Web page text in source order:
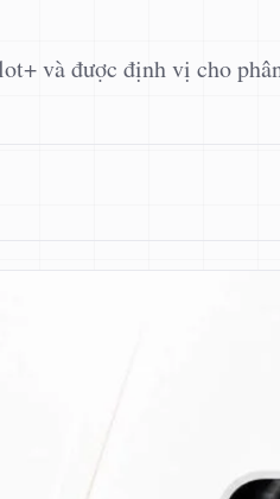
và được định vị cho